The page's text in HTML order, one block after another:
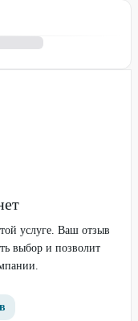
услуге. Ваш отзыв
выбор и позволит